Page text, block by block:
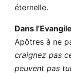
éternelle.
Dans
Apôtres à ne
craignez pas
peuvent pas